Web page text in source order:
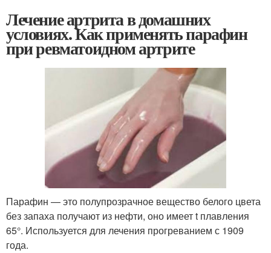
Лечение артрита в домашних
условиях. Как применять парафин
при ревматоидном артрите
Парафин — это полупрозрачное вещество белого цвета
без запаха получают из нефти, оно имеет t плавления
65°. Используется для лечения прогреванием с 1909
года.